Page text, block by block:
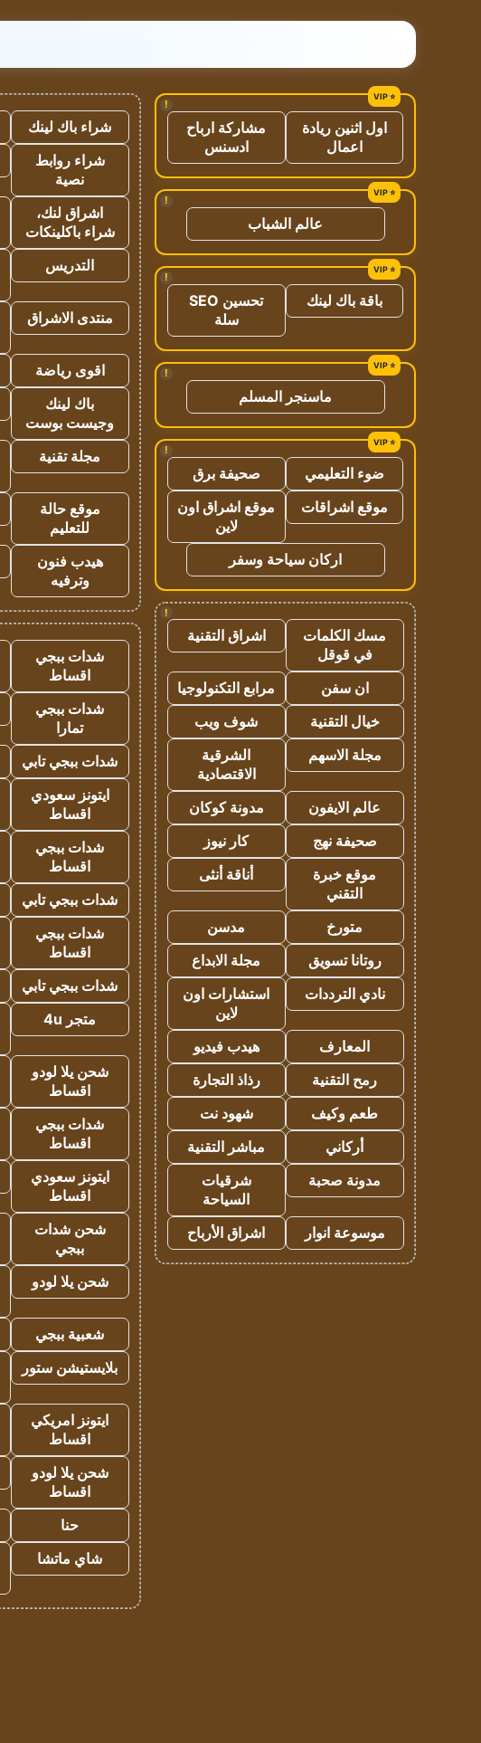
!
اول اثنين ريادة
اعمال
مشاركة ارباح
ادسنس
!
عالم الشباب
!
باقة باك لينك
تحسين SEO
سلة
!
ماسنجر المسلم
!
ضوء التعليمي
صحيفة برق
موقع اشراقات
موقع اشراق اون
لاين
اركان سياحة وسفر
!
مسك الكلمات
في قوقل
اشراق التقنية
ان سفن
مرابع التكنولوجيا
خيال التقنية
شوف ويب
مجلة الاسهم
الشرقية
الاقتصادية
عالم الايفون
مدونة كوكان
صحيفة نهج
كار نيوز
موقع خبرة
التقني
أناقة أنثى
متورخ
مدسن
روتانا تسويق
مجلة الابداع
نادي الترددات
استشارات اون
لاين
المعارف
هيدب فيديو
رمح التقنية
رذاذ التجارة
طعم وكيف
شهود نت
أركاني
مباشر التقنية
مدونة صحبة
شرقيات
السياحة
موسوعة انوار
اشراق الأرباح
شراء باك لينك
شراء روابط
نصية
اشراق لنك،
شراء باكلينكات
التدريس
منتدى الاشراق
اقوى رياضة
باك لينك
وجيست بوست
مجلة تقنية
موقع حالة
للتعليم
هيدب فنون
وترفيه
شدات ببجي
اقساط
شدات ببجي
تمارا
شدات ببجي تابي
ايتونز سعودي
اقساط
شدات ببجي
اقساط
شدات ببجي تابي
شدات ببجي
اقساط
شدات ببجي تابي
متجر 4u
شحن يلا لودو
اقساط
شدات ببجي
اقساط
ايتونز سعودي
اقساط
شحن شدات
ببجي
شحن يلا لودو
شعبية ببجي
بلايستيشن ستور
ايتونز امريكي
اقساط
شحن يلا لودو
اقساط
حنا
شاي ماتشا